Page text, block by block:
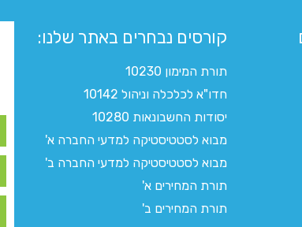
קורסים נבחרים באתר שלנו:​
תורת המימון 10230
חדו"א לכלכלה וניהול 10142
יסודות החשבונאות 10280
מבוא לסטטיסטיקה למדעי החברה א'
מבוא לסטטיסטיקה למדעי החברה ב'
תורת המחירים א'
תורת המחירים ב'